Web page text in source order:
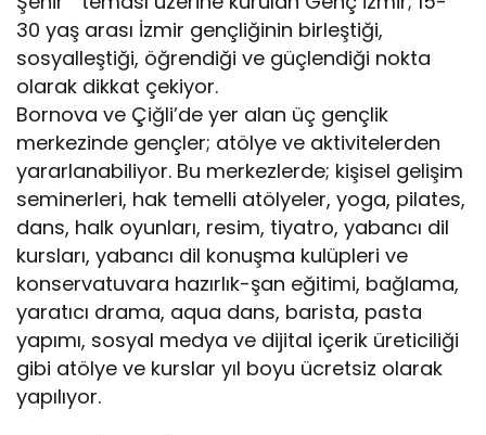
30 yaş arası İzmir gençliğinin birleştiği,
sosyalleştiği, öğrendiği ve güçlendiği nokta
olarak dikkat çekiyor.
Bornova ve Çiğli’de yer alan üç gençlik
merkezinde gençler; atölye ve aktivitelerden
yararlanabiliyor. Bu merkezlerde; kişisel gelişim
seminerleri, hak temelli atölyeler, yoga, pilates,
dans, halk oyunları, resim, tiyatro, yabancı dil
kursları, yabancı dil konuşma kulüpleri ve
konservatuvara hazırlık-şan eğitimi, bağlama,
yaratıcı drama, aqua dans, barista, pasta
yapımı, sosyal medya ve dijital içerik üreticiliği
gibi atölye ve kurslar yıl boyu ücretsiz olarak
yapılıyor.